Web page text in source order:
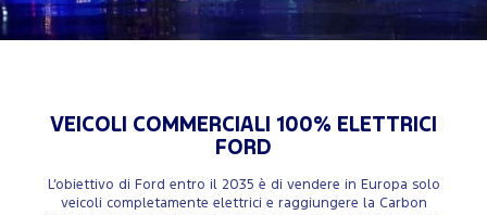
VEICOLI COMMERCIALI 100% ELETTRICI
FORD
L’obiettivo di Ford entro il 2035 è di vendere in Europa solo
veicoli completamente elettrici e raggiungere la Carbon